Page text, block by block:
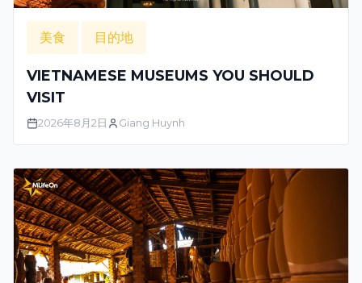
美食 目的地
VIETNAMESE MUSEUMS YOU SHOULD
VISIT
2026年8月2日 Giang Huynh